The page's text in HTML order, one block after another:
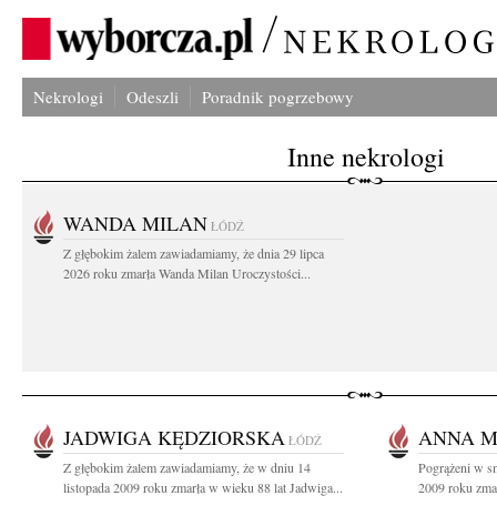
Nekrologi Odeszli Poradnik pogrzebowy
Inne nekrologi
WANDA MILAN ŁÓDŹ
Z głębokim żalem zawiadamiamy, że dnia 29 lipca
2026 roku zmarła Wanda Milan Uroczystości...
JADWIGA KĘDZIORSKA ŁÓDŹ
Z głębokim żalem zawiadamiamy, że w dniu 14
listopada 2009 roku zmarła w wieku 88 lat Jadwiga...
ANNA
Pogrążeni w
2009 roku